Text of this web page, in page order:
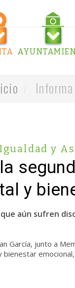
Informa
Igualdad y
y
aún sufren
García, junto a